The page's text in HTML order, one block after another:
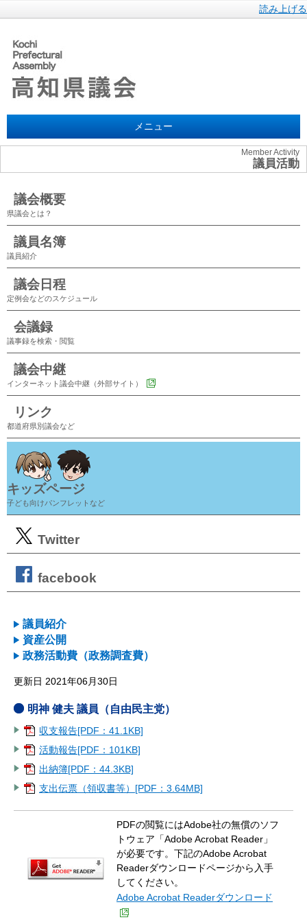
読み上げる
メニュー
Member Activity
議員活動
議会概要
県議会とは？
議員名簿
議員紹介
議会日程
定例会などのスケジュール
会議録
議事録を検索・閲覧
議会中継
インターネット議会中継（外部サイト）
リンク
都道府県別議会など
キッズページ
子ども向けパンフレットなど
Twitter
facebook
議員紹介
資産公開
政務活動費（政務調査費）
更新日 2021年06月30日
明神 健夫 議員（自由民主党）
収支報告[PDF：41.1KB]
活動報告[PDF：101KB]
出納簿[PDF：44.3KB]
支出伝票（領収書等）[PDF：3.64MB]
PDFの閲覧にはAdobe社の無償のソフ
トウェア「Adobe Acrobat Reader」
が必要です。下記のAdobe Acrobat
Readerダウンロードページから入手
してください。
Adobe Acrobat Readerダウンロード